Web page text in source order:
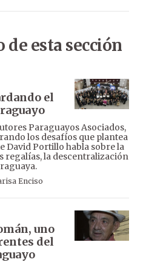
esta sección
el
Paraguayos Asociados,
los desafíos que plantea
David Portillo habla sobre la
regalías, la descentralización
Enciso
uno
del